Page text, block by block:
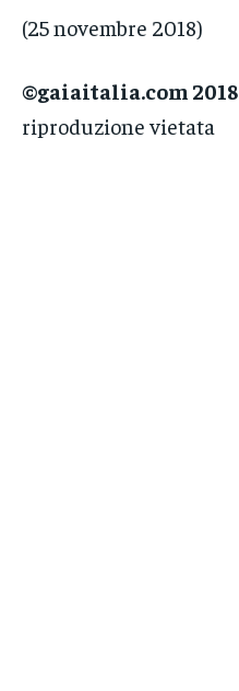
(25 novembre 2018)
©gaiaitalia.com 2018
riproduzione vietata